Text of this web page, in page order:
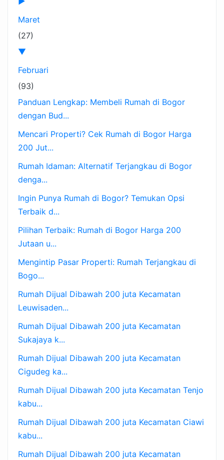
Maret
(27)
▼
Februari
(93)
Panduan Lengkap: Membeli Rumah di Bogor
dengan Bud...
Mencari Properti? Cek Rumah di Bogor Harga
200 Jut...
Rumah Idaman: Alternatif Terjangkau di Bogor
denga...
Ingin Punya Rumah di Bogor? Temukan Opsi
Terbaik d...
Pilihan Terbaik: Rumah di Bogor Harga 200
Jutaan u...
Mengintip Pasar Properti: Rumah Terjangkau di
Bogo...
Rumah Dijual Dibawah 200 juta Kecamatan
Leuwisaden...
Rumah Dijual Dibawah 200 juta Kecamatan
Sukajaya k...
Rumah Dijual Dibawah 200 juta Kecamatan
Cigudeg ka...
Rumah Dijual Dibawah 200 juta Kecamatan Tenjo
kabu...
Rumah Dijual Dibawah 200 juta Kecamatan Ciawi
kabu...
Rumah Dijual Dibawah 200 juta Kecamatan